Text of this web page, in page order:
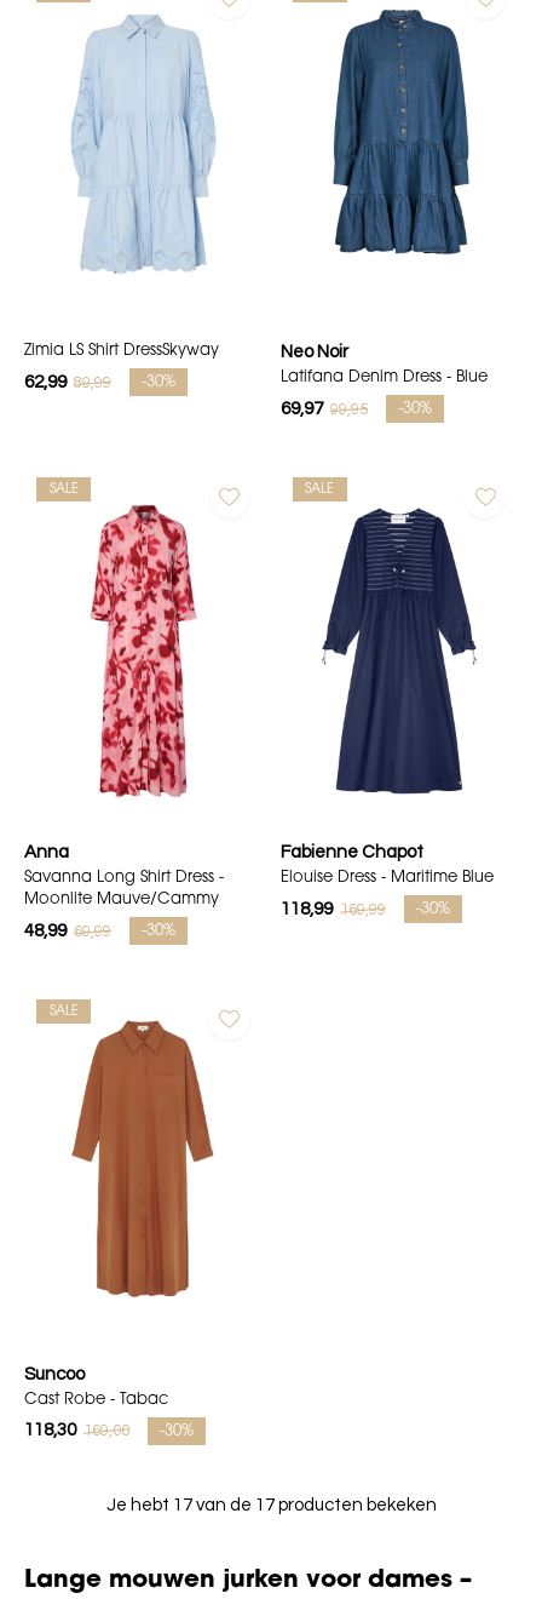
Zimia LS Shirt DressSkyway
62,99 89,99 -30%
Neo Noir
Latifana Denim Dress - Blue
69,97 99,95 -30%
SALE
Anna
Savanna Long Shirt Dress -
Moonlite Mauve/Cammy
48,99 69,99 -30%
SALE
Fabienne Chapot
Elouise Dress - Maritime Blue
118,99 169,99 -30%
SALE
Suncoo
Cast Robe - Tabac
118,30 169,00 -30%
Je hebt 17 van de 17 producten bekeken
Lange mouwen jurken voor dames –